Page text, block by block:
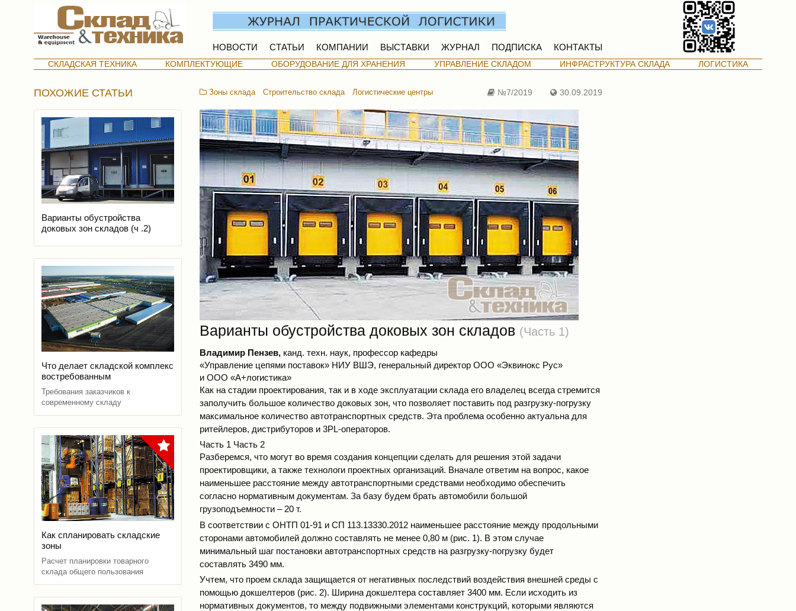
НОВОСТИ СТАТЬИ КОМПАНИИ ВЫСТАВКИ ЖУРНАЛ ПОДПИСКА КОНТАКТЫ
СКЛАДСКАЯ ТЕХНИКА КОМПЛЕКТУЮЩИЕ ОБОРУДОВАНИЕ ДЛЯ ХРАНЕНИЯ УПРАВЛЕНИЕ СКЛАДОМ ИНФРАСТРУКТУРА СКЛАДА ЛОГИСТИКА
ПОХОЖИЕ СТАТЬИ
Варианты обустройства
доковых зон складов (ч .2)
Что делает складской комплекс
востребованным
Требования заказчиков к
современному складу
Как спланировать складские
зоны
Расчет планировки товарного
склада общего пользования
Зоны склада Строительство склада Логистические центры №7/2019 30.09.2019
Варианты обустройства доковых зон складов (Часть 1)
Владимир Пензев, канд. техн. наук, профессор кафедры
«Управление цепями поставок» НИУ ВШЭ, генеральный директор ООО «Эквинокс Рус»
и ООО «А+логистика»
Как на стадии проектирования, так и в ходе эксплуатации склада его владелец всегда стремится
заполучить большое количество доковых зон, что позволяет поставить под разгрузку-погрузку
максимальное количество автотранспортных средств. Эта проблема особенно актуальна для
ритейлеров, дистрибуторов и 3PL-операторов.
Часть 1 Часть 2
Разберемся, что могут во время создания концепции сделать для решения этой задачи
проектировщики, а также технологи проектных организаций. Вначале ответим на вопрос, какое
наименьшее расстояние между автотранспортными средствами необходимо обеспечить
согласно нормативным документам. За базу будем брать автомобили большой
грузоподъемности – 20 т.
В соответствии с ОНТП 01-91 и СП 113.13330.2012 наименьшее расстояние между продольными
сторонами автомобилей должно составлять не менее 0,80 м (рис. 1). В этом случае
минимальный шаг постановки автотранспортных средств на разгрузку-погрузку будет
составлять 3490 мм.
Учтем, что проем склада защищается от негативных последствий воздействия внешней среды с
помощью докшелтеров (рис. 2). Ширина докшелтера составляет 3400 мм. Если исходить из
нормативных документов, то между подвижными элементами конструкций, которыми являются